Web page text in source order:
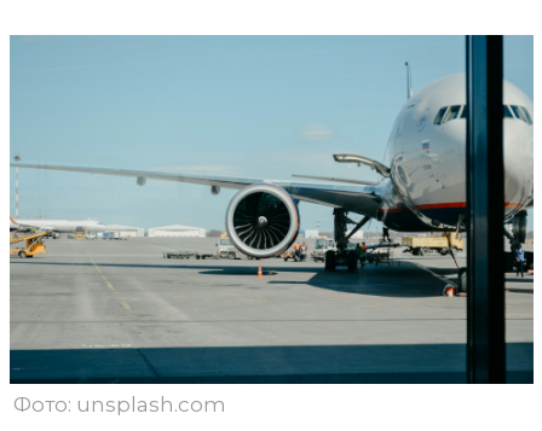
Фото: unsplash.com